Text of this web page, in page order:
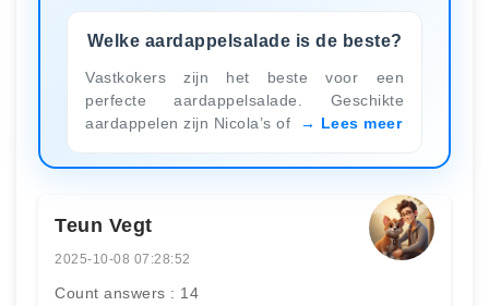
Welke aardappelsalade is de beste?
Vastkokers zijn het beste voor een
perfecte aardappelsalade. Geschikte
aardappelen zijn Nicola’s of
Lees meer
Teun Vegt
2025-10-08 07:28:52
Count answers : 14